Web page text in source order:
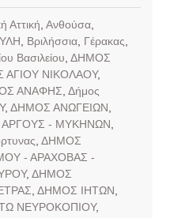
Αττική Ανθούσα,
Βριλήσσια, Γέρακας
Βασιλείου ΔΗΜΟΣ
ΝΙΚΟΛΑΟΥ,
ΑΝΑΦΗΣ Δήμος
, ΔΗΜΟΣ ΑΝΩΓΕΙΩΝ
- ΜΥΚΗΝΩΝ
ΔΗΜΟΣ
- ΑΡΑΧΟΒΑΣ -
, ΔΗΜΟΣ
ΔΗΜΟΣ ΙΗΤΩΝ
ΝΕΥΡΟΚΟΠΙΟΥ,